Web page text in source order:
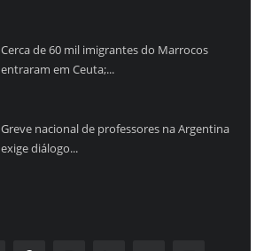
Cerca de 60 mil imigrantes do Marrocos
entraram em Ceuta;...
Greve nacional de professores na Argentina
exige diálogo...